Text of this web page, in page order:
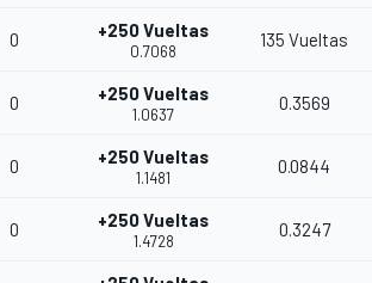
0 +250 Vueltas
0.7068
135 Vueltas
0 +250 Vueltas
1.0637
0.3569
0 +250 Vueltas
1.1481
0.0844
0 +250 Vueltas
1.4728
0.3247